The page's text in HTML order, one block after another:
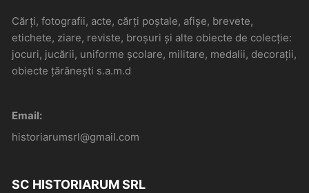
Cărți, fotografii, acte, cărți poștale, afișe, brevete,
etichete, ziare, reviste, broșuri și alte obiecte de colecție:
jocuri, jucării, uniforme școlare, militare, medalii, decorații,
obiecte țărănești s.a.m.d
Email:
historiarumsrl@gmail.com
SC HISTORIARUM SRL